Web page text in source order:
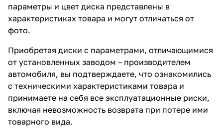
параметры и цвет диска представлены в
характеристиках товара и могут отличаться от
фото.
Приобретая диски с параметрами, отличающимися
от установленных заводом – производителем
автомобиля, вы подтверждаете, что ознакомились
с техническими характеристиками товара и
принимаете на себя все эксплуатационные риски,
включая невозможность возврата при потере ими
товарного вида.